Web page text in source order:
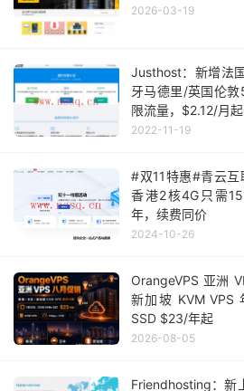
2026-03-19
Justhost：新增法
牙马德里/英国伦
限流量，$2.12/月起
2022-11-19
#双11特惠#青云互
香港2核4G只需
年，续费同价
2024-10-26
OrangeVPS 亚洲
新加坡 KVM VPS
SSD $23/年起
2026-08-05
Friendhosting：新